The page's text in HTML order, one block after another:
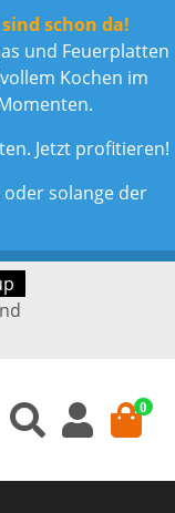
schon da!
und Feuerplatten
Kochen im
Jetzt profitieren!
solange der
0